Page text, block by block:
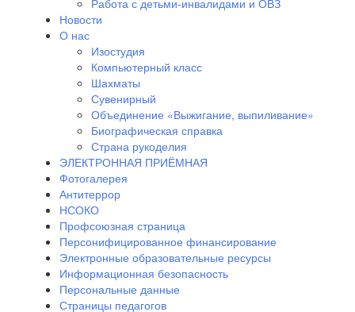
Новости
О нас
Изостудия
Компьютерный класс
Шахматы
Сувенирный
Объединение «Выжигание, выпиливание»
Биографическая справка
Страна рукоделия
ЭЛЕКТРОННАЯ ПРИЁМНАЯ
Фотогалерея
Антитеррор
НСОКО
Профсоюзная страница
Персонифицированное финансирование
Электронные образовательные ресурсы
Информационная безопасность
Персональные данные
Страницы педагогов